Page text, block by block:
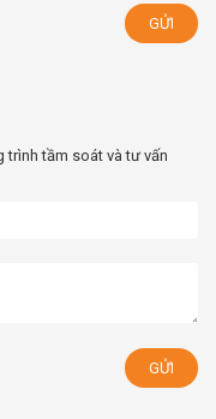
tầm soát và tư vấn